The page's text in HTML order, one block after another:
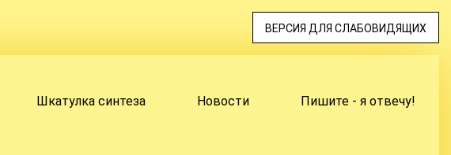
ВЕРСИЯ ДЛЯ СЛАБОВИДЯЩИХ
Шкатулка синтеза Новости Пишите - я отвечу!